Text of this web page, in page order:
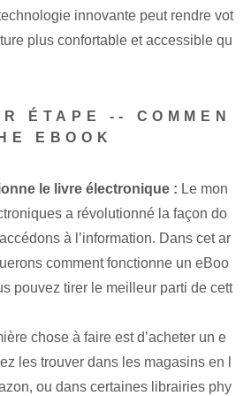
innovante peut rendre vot
plus confortable et accessible qu
ÉTAPE -- COMMEN
EBOOK
le livre électronique : Le mon
a révolutionné la façon do
à l’information. Dans cet ar
comment fonctionne un eBoo
pouvez tirer le meilleur parti de cett
chose à faire est d’acheter un e
les trouver dans les magasins en l
ou dans certaines librairies phy